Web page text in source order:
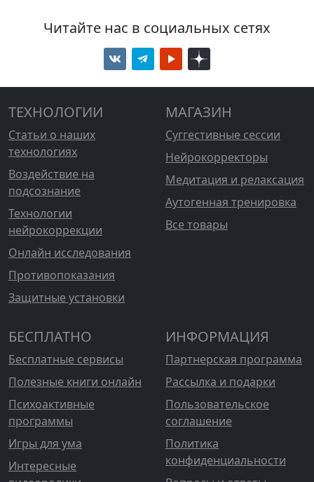
Читайте нас в социальных сетях
ТЕХНОЛОГИИ
Статьи о наших
технологиях
Воздействие на
подсознание
Технологии
нейрокоррекции
Онлайн исследования
Противопоказания
Защитные установки
МАГАЗИН
Суггестивные сессии
Нейрокорректоры
Медитация и релаксация
Аутогенная тренировка
Все товары
БЕСПЛАТНО
Бесплатные сервисы
Полезные книги онлайн
Психоактивные
программы
Игры для ума
Интересные
ИНФОРМАЦИЯ
Партнерская программа
Рассылка и подарки
Пользовательское
соглашение
Политика
конфиденциальности